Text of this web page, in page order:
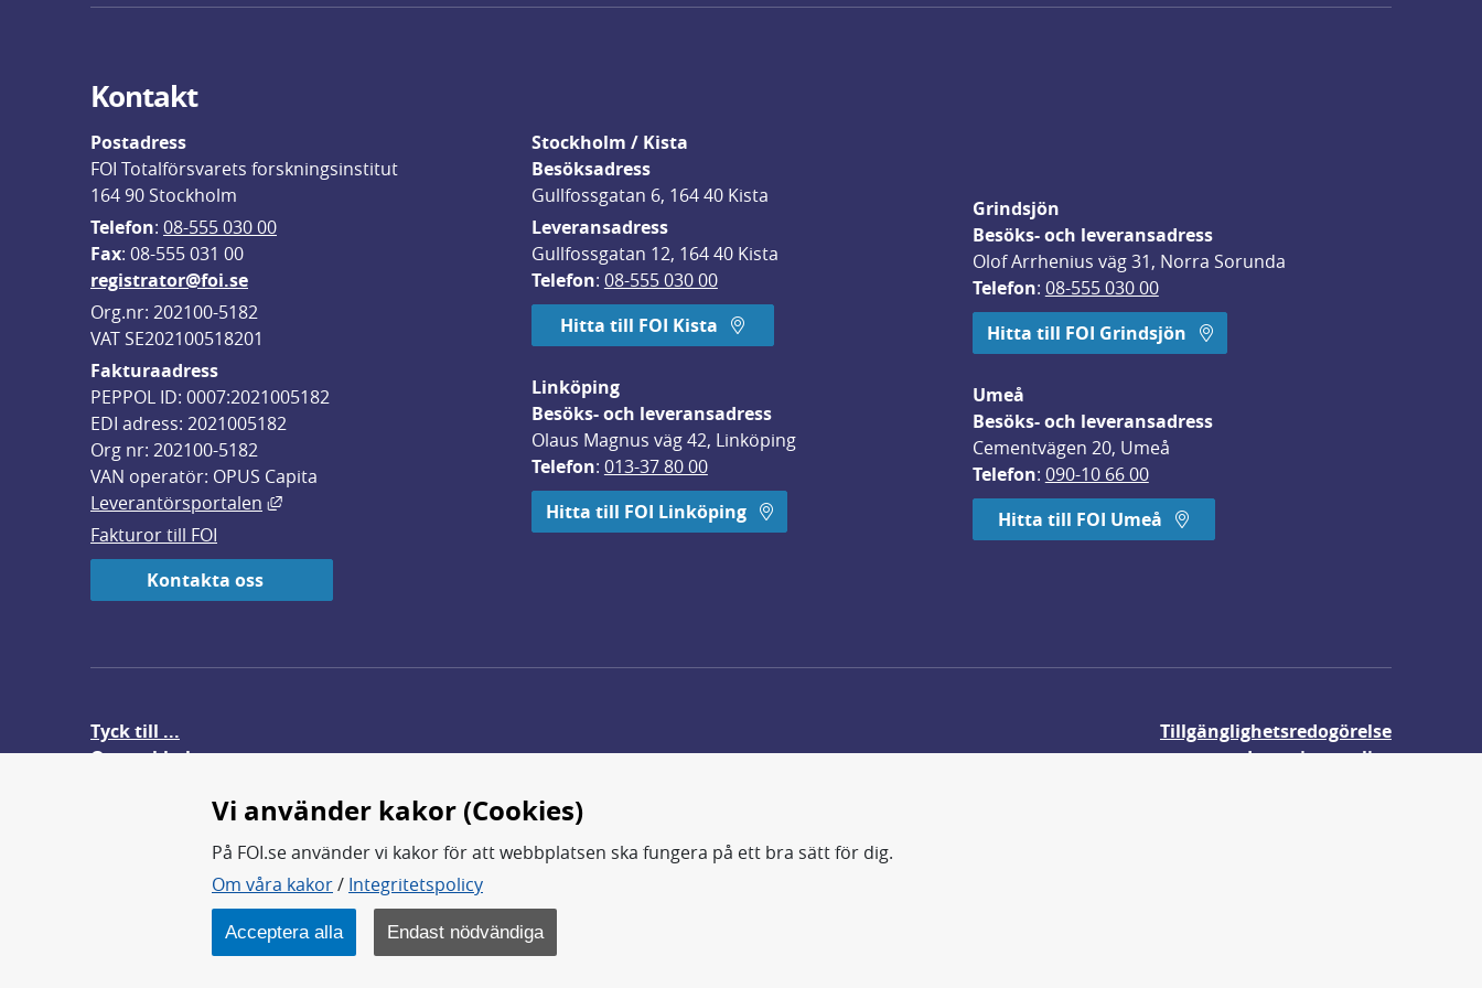
Kontakt
Postadress
FOI Totalförsvarets forskningsinstitut
164 90 Stockholm
Telefon: 08-555 030 00
Fax: 08-555 031 00
registrator@foi.se
Org.nr: 202100-5182
VAT SE202100518201
Fakturaadress
PEPPOL ID: 0007:2021005182
EDI adress: 2021005182
Org nr: 202100-5182
VAN operatör: OPUS Capita
Leverantörsportalen
Länk till annan webbplats, öppnas i nytt fönster.
Fakturor till FOI
Kontakta oss
Stockholm / Kista
Besöksadress
Gullfossgatan 6, 164 40 Kista
Leveransadress
Gullfossgatan 12, 164 40 Kista
Telefon: 08-555 030 00
Hitta till FOI Kista
Linköping
Besöks- och leveransadress
Olaus Magnus väg 42, Linköping
Telefon: 013-37 80 00
Hitta till FOI Linköping
Grindsjön
Besöks- och leveransadress
Olof Arrhenius väg 31, Norra Sorunda
Telefon: 08-555 030 00
Hitta till FOI Grindsjön
Umeå
Besöks- och leveransadress
Cementvägen 20, Umeå
Telefon: 090-10 66 00
Hitta till FOI Umeå
Tyck till ...
Om webbplatsen
Tillgänglighetsredogörelse
Integritetspolicy
FOI forskar för en säkrare värld.
FOI:s kärnverksamhet är forskning, metod- och teknikutveckling samt analyser och studier.
Myndigheten ligger under Försvarsdepartementet.
Vi använder kakor (Cookies)
På FOI.se använder vi kakor för att webbplatsen ska fungera på ett bra sätt för dig.
Om våra kakor/ Integritetspolicy
Acceptera alla Endast nödvändiga